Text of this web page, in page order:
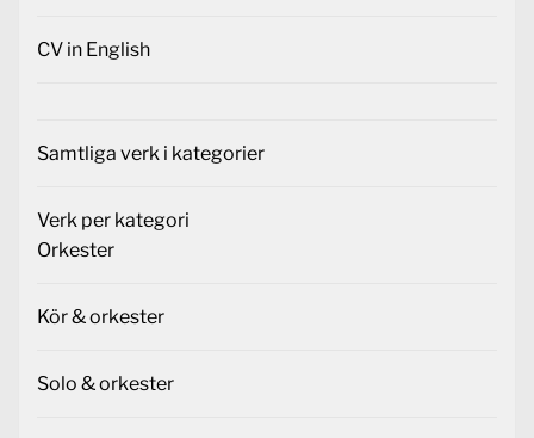
CV in English
Samtliga verk i kategorier
Verk per kategori
Orkester
Kör & orkester
Solo & orkester